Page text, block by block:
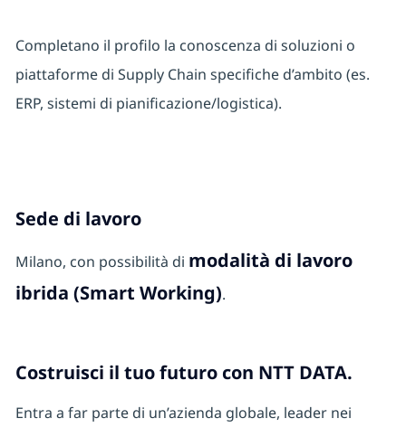
Completano il profilo la conoscenza di soluzioni o
piattaforme di Supply Chain specifiche d’ambito (es.
ERP, sistemi di pianificazione/logistica).
Sede di lavoro
Milano, con possibilità di modalità di lavoro
ibrida (Smart Working).
Costruisci il tuo futuro con NTT DATA.
Entra a far parte di un’azienda globale, leader nei